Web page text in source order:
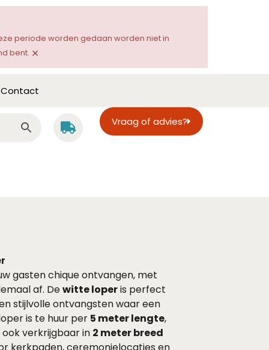
periode worden gedaan worden niet in
bent. ×
Contact
Vraag of advies?
gasten chique ontvangen, met
af. Dewitte loperis perfect
stijlvolle ontvangsten waar een
is te huur per 5 meter lengte,
verkrijgbaar in 2 meter breed
kerkpaden, ceremonielocaties en